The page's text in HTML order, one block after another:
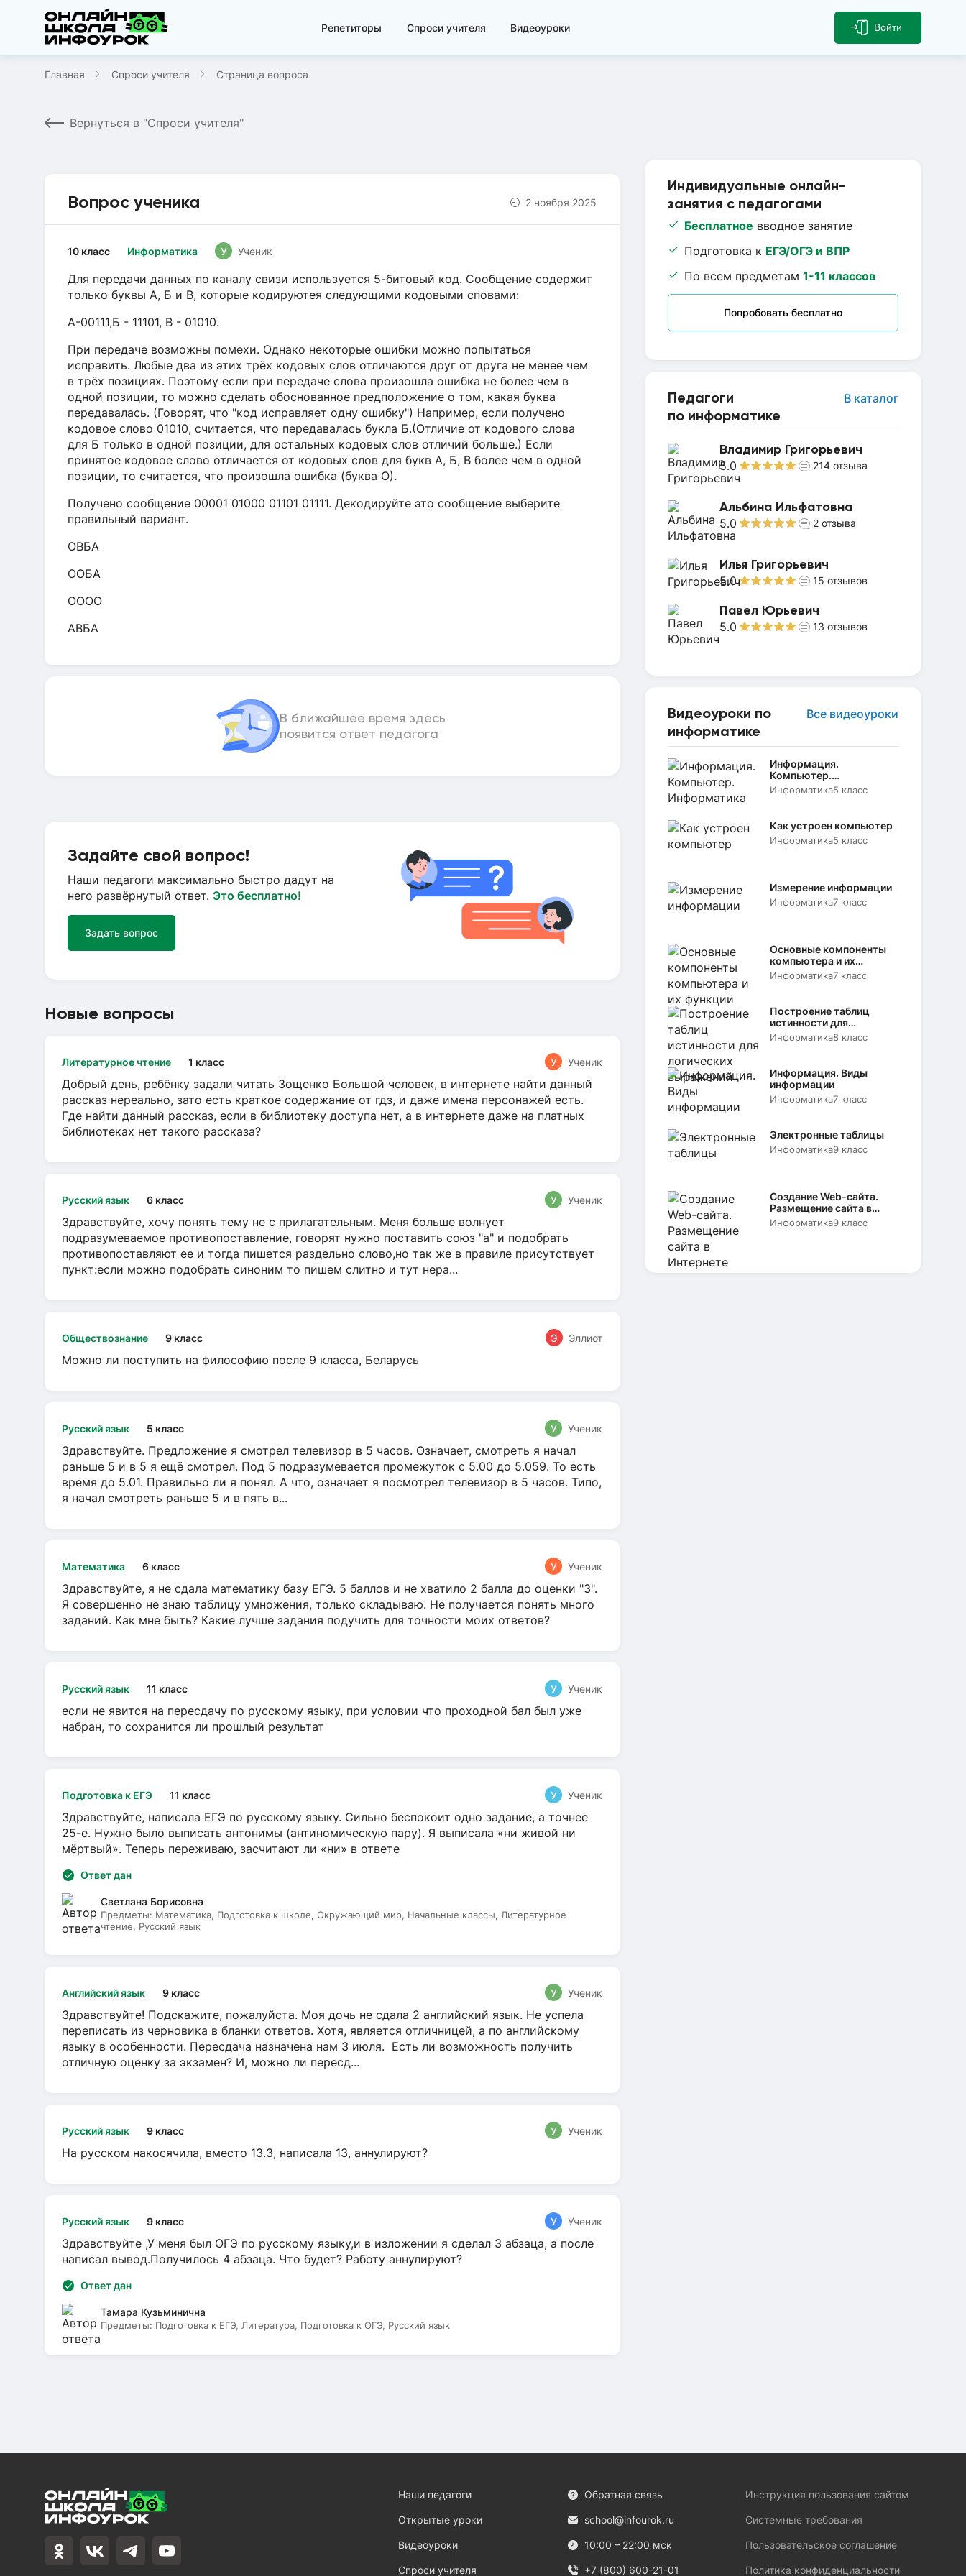
Репетиторы Спроси учителя Видеоуроки Войти
Главная Спроси учителя Страница вопроса
Вернуться в "Спроси учителя"
Индивидуальные онлайн-
занятия с педагогами
Бесплатное вводное занятие
Подготовка к ЕГЭ/ОГЭ и ВПР
По всем предметам 1-11 классов
Попробовать бесплатно
Педагоги
по информатике
В каталог
Владимир Григорьевич
5.0 214 отзыва
Альбина Ильфатовна
5.0 2 отзыва
Илья Григорьевич
5.0 15 отзывов
Павел Юрьевич
5.0 13 отзывов
Видеоуроки по
информатике
Все видеоуроки
Информация.
Компьютер.
Информатика
Информатика5 класс
Как устроен компьютер
Информатика5 класс
Измерение информации
Информатика7 класс
Основные компоненты
компьютера и их
функции
Информатика7 класс
Построение таблиц
истинности для
логических выражений
Информатика8 класс
Информация. Виды
информации
Информатика7 класс
Электронные таблицы
Информатика9 класс
Создание Web-сайта.
Размещение сайта в
Интернете
Информатика9 класс
Вопрос ученика 2 ноября 2025
Информатика
10 класс У Ученик
Для передачи данных по каналу свизи используется 5-битовый код. Сообщение содержит
только буквы А, Б и В, которые кодируютея следующими кодовыми сповами:
A-00111,Б - 11101, В - 01010.
При передаче возможны помехи. Однако некоторые ошибки можно попытаться
исправить. Любые два из этих трёх кодовых слов отличаются друг от друга не менее чем
в трёх позициях. Поэтому если при передаче слова произошла ошибка не более чем в
одной позиции, то можно сделать обоснованное предположение о том, какая буква
передавалась. (Говорят, что "код исправляет одну ошибку") Например, если получено
кодовое слово 01010, считается, что передавалась букла Б.(Отличие от кодового слова
для Б только в одной позиции, для остальных кодовых слов отличий больше.) Если
принятое кодовое слово отличается от кодовых слов для букв А, Б, В более чем в одной
позиции, то считается, что произошла ошибка (буква О).
Получено сообщение 00001 01000 01101 01111. Декодируйте это сообщение выберите
правильный вариант.
ОВБА
ООБА
ОООО
АВБА
В ближайшее время здесь
появится ответ педагога
Задайте свой вопрос!
Наши педагоги максимально быстро дадут на
него развёрнутый ответ. Это бесплатно!
Задать вопрос
Новые вопросы
Литературное чтение 1 класс У Ученик
Добрый день, ребёнку задали читать Зощенко Большой человек, в интернете найти данный
рассказ нереально, зато есть краткое содержание от гдз, и даже имена персонажей есть.
Где найти данный рассказ, если в библиотеку доступа нет, а в интернете даже на платных
библиотеках нет такого рассказа?
Русский язык 6 класс У Ученик
Здравствуйте, хочу понять тему не с прилагательным. Меня больше волнует
подразумеваемое противопоставление, говорят нужно поставить союз "а" и подобрать
противопоставляют ее и тогда пишется раздельно слово,но так же в правиле присутствует
пункт:если можно подобрать синоним то пишем слитно и тут нера...
Обществознание 9 класс Э Эллиот
Можно ли поступить на философию после 9 класса, Беларусь
Русский язык 5 класс У Ученик
Здравствуйте. Предложение я смотрел телевизор в 5 часов. Означает, смотреть я начал
раньше 5 и в 5 я ещё смотрел. Под 5 подразумевается промежуток с 5.00 до 5.059. То есть
время до 5.01. Правильно ли я понял. А что, означает я посмотрел телевизор в 5 часов. Типо,
я начал смотреть раньше 5 и в пять в...
Математика 6 класс У Ученик
Здравствуйте, я не сдала математику базу ЕГЭ. 5 баллов и не хватило 2 балла до оценки "3".
Я совершенно не знаю таблицу умножения, только складываю. Не получается понять много
заданий. Как мне быть? Какие лучше задания подучить для точности моих ответов?
Русский язык 11 класс У Ученик
если не явится на пересдачу по русскому языку, при условии что проходной бал был уже
набран, то сохранится ли прошлый результат
Подготовка к ЕГЭ 11 класс У Ученик
Здравствуйте, написала ЕГЭ по русскому языку. Сильно беспокоит одно задание, а точнее
25-е. Нужно было выписать антонимы (антиномическую пару). Я выписала «ни живой ни
мёртвый». Теперь переживаю, засчитают ли «ни» в ответе
Ответ дан
Светлана Борисовна
Предметы: Математика, Подготовка к школе, Окружающий мир, Начальные классы, Литературное
чтение, Русский язык
Английский язык 9 класс У Ученик
Здравствуйте! Подскажите, пожалуйста. Моя дочь не сдала 2 английский язык. Не успела
переписать из черновика в бланки ответов. Хотя, является отличницей, а по английскому
языку в особенности. Пересдача назначена нам 3 июля. Есть ли возможность получить
отличную оценку за экзамен? И, можно ли пересд...
Русский язык 9 класс У Ученик
На русском накосячила, вместо 13.3, написала 13, аннулируют?
Русский язык 9 класс У Ученик
Здравствуйте ,У меня был ОГЭ по русскому языку,и в изложении я сделал 3 абзаца, а после
написал вывод.Получилось 4 абзаца. Что будет? Работу аннулируют?
Ответ дан
Тамара Кузьминична
Предметы: Подготовка к ЕГЭ, Литература, Подготовка к ОГЭ, Русский язык
Наши педагоги
Открытые уроки
Видеоуроки
Спроси учителя
Обратная связь
school@infourok.ru
10:00 – 22:00 мск
+7 (800) 600-21-01
Инструкция пользования сайтом
Системные требования
Пользовательское соглашение
Политика конфиденциальности